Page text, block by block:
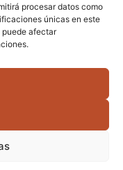
procesar datos como
únicas en este
puede afectar
Balaguer